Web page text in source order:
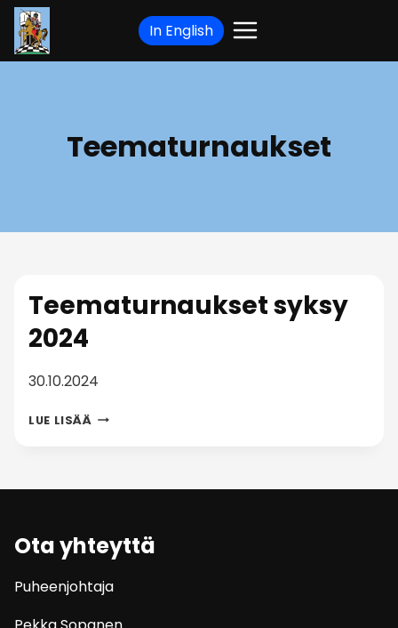
Siirry
sisältöön
In English
Teematurnaukset
Teematurnaukset syksy
2024
30.10.2024
LUE LISÄÄ TEEMATURNAUKSET
Ota yhteyttä
Puheenjohtaja